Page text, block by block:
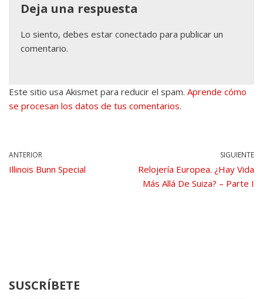
Deja una respuesta
Lo siento, debes estar conectado para publicar un
comentario.
Este sitio usa Akismet para reducir el spam. Aprende cómo
se procesan los datos de tus comentarios.
ANTERIOR
Illinois Bunn Special
SIGUIENTE
Relojería Europea. ¿Hay Vida
Más Allá De Suiza? – Parte I
SUSCRÍBETE